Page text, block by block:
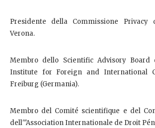
Presidente della Commissione Privacy
Verona.
Membro dello Scientific Advisory Board
Institute for Foreign and International
Freiburg (Germania).
Membro del Comité scientifique e del
dell'"Association Internationale de Droit